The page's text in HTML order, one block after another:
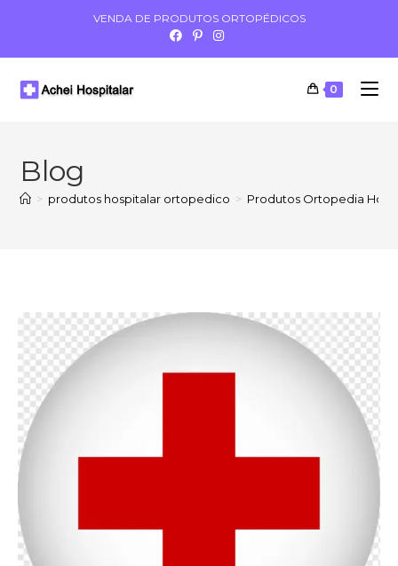
VENDA DE PRODUTOS ORTOPÉDICOS
0
Blog
> produtos hospitalar ortopedico > Produtos Ortopedia